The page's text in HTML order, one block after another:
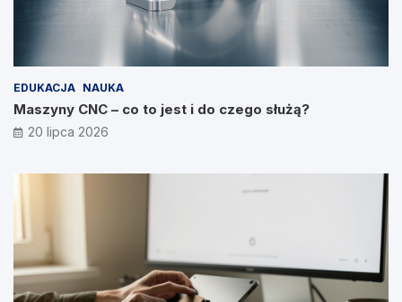
EDUKACJA NAUKA
Maszyny CNC – co to jest i do czego służą?
20 lipca 2026